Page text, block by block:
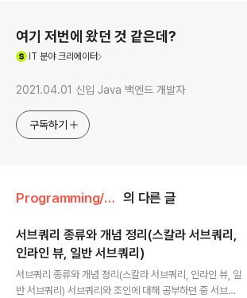
여기 저번에 왔던 것 같은데?
IT 분야 크리에이터
2021.04.01 신입 Java 백엔드 개발자
구독하기
Programming/Oracle 의 다른 글
서브쿼리 종류와 개념 정리(스칼라 서브쿼리,
인라인 뷰, 일반 서브쿼리)
서브쿼리 종류와 개념 정리(스칼라 서브쿼리, 인라인 뷰, 일
반 서브쿼리) 서브쿼리와 조인에 대해 공부하던 중 서브쿼